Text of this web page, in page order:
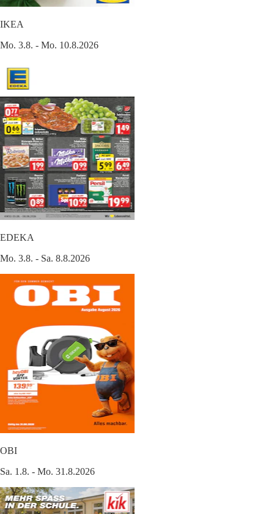
IKEA
Mo. 3.8. - Mo. 10.8.2026
EDEKA
Mo. 3.8. - Sa. 8.8.2026
OBI
Sa. 1.8. - Mo. 31.8.2026